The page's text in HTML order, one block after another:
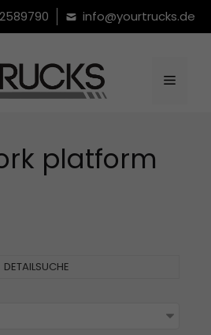
info@yourtrucks.de
Menú
platform
DETAILSUCHE